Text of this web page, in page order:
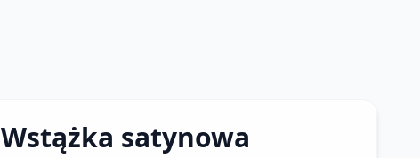
Wstążka satynowa